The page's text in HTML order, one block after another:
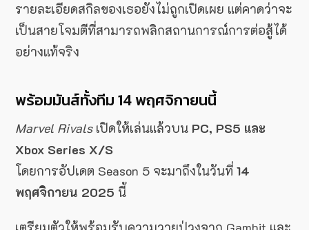
รายละเอียดสกิลของเธอยังไม่ถูกเปิดเผย แต่คาดว่าจะ
เป็นสายโจมตีที่สามารถพลิกสถานการณ์การต่อสู้ได้
อย่างแท้จริง
พร้อมมันส์ทั้งทีม 14 พฤศจิกายนนี้
Marvel Rivalsเปิดให้เล่นแล้วบน PC, PS5 และ
Xbox Series X/S
โดยการอัปเดต Season 5 จะมาถึงในวันที่ 14
พฤศจิกายน 2025 นี้